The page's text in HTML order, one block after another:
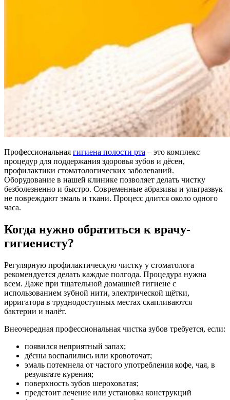
Профессиональная гигиена полости рта – это комплекс
процедур для поддержания здоровья зубов и дёсен,
профилактики стоматологических заболеваний.
Оборудование в нашей клинике позволяет делать чистку
безболезненно и быстро. Современные абразивы и ультразвук
не повреждают эмаль и ткани. Процесс длится около одного
часа.
Когда нужно обратиться к врачу-
гигиенисту?
Регулярную профилактическую чистку у стоматолога
рекомендуется делать каждые полгода. Процедура нужна
всем. Даже при тщательной домашней гигиене с
использованием зубной нити, электрической щётки,
ирригатора в труднодоступных местах скапливаются
бактерии и налёт.
Внеочередная профессиональная чистка зубов требуется, если:
появился неприятный запах;
дёсны воспалились или кровоточат;
эмаль потемнела от частого употребления кофе, чая, в
результате курения;
поверхность зубов шероховатая;
предстоит лечение или установка конструкций